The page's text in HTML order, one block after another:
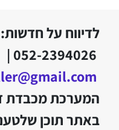
לדיווח על
052-2394026 |
המערכת מכבדת
באתר תוכן